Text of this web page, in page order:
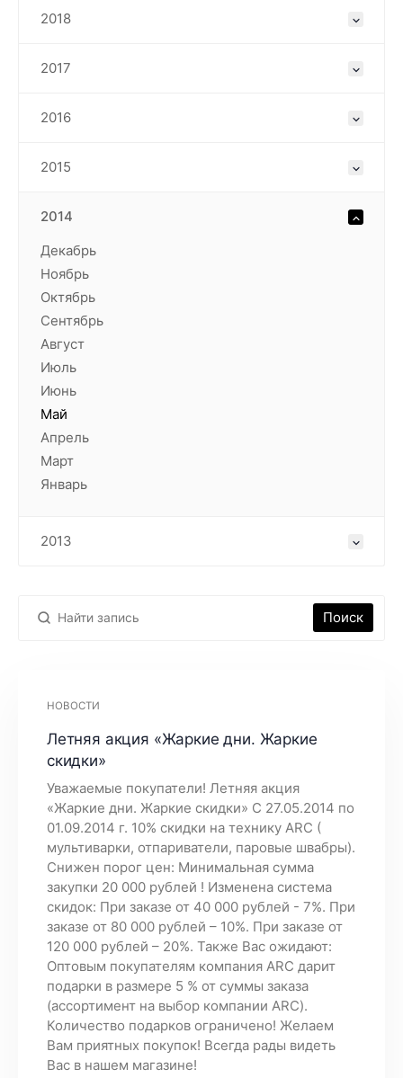
2018
2017
2016
2015
2014
Декабрь
Ноябрь
Октябрь
Сентябрь
Август
Июль
Июнь
Май
Апрель
Март
Январь
2013
Поиск
НОВОСТИ
Летняя акция «Жаркие дни. Жаркие
скидки»
Уважаемые покупатели! Летняя акция
«Жаркие дни. Жаркие скидки» С 27.05.2014 по
01.09.2014 г. 10% скидки на технику ARC (
мультиварки, отпариватели, паровые швабры).
Снижен порог цен: Минимальная сумма
закупки 20 000 рублей ! Изменена система
скидок: При заказе от 40 000 рублей - 7%. При
заказе от 80 000 рублей – 10%. При заказе от
120 000 рублей – 20%. Также Вас ожидают:
Оптовым покупателям компания ARC дарит
подарки в размере 5 % от суммы заказа
(ассортимент на выбор компании ARC).
Количество подарков ограничено! Желаем
Вам приятных покупок! Всегда рады видеть
Вас в нашем магазине!